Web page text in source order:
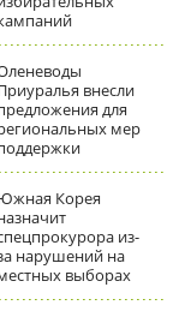
внесли
для
мер
Корея
из-
нарушений на
выборах